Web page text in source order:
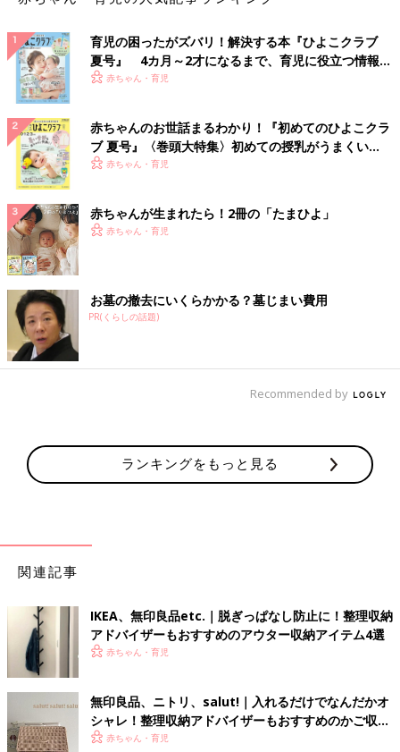
ベランダなどの屋外にも持ち出せる、その名の通り“頑丈”な収納
ボックス。簡易的な腰掛けとしても使えるので、災害時にもいろ
んな使い方ができそう。アウトドア好きにもユーザーが多い、実
力派アイテムです。
ポリプロピレン頑丈収納ボックス・大
置いて明るいＬＥＤ懐中電灯
こちらは半透明のシェードになっている懐中電灯。このように平
乾電池でも単4乾電池でも、電池1本でも使用可能。電池のサイズ
を気にせずに使えます。もちろん防雨形なので、屋外でも使用
OK。明るさは2段調光です。
ＬＥＤ懐中電灯・大
貴重な水を使わない歯みがきシート
育児の困ったがズバリ！解決する本『ひよこクラブ
夏号』 4カ月～2才になるまで、育児に役立つ情報が
いっぱい！
赤ちゃん・育児
赤ちゃんのお世話まるわかり！『初めてのひよこクラ
ブ 夏号』〈巻頭大特集〉初めての授乳がうまくい
く！ おっぱい・ミルクの基本と夏のトラブル 解決テ
赤ちゃん・育児
赤ちゃんが生まれたら！2冊の「たまひよ」
赤ちゃん・育児
お墓の撤去にいくらかかる？墓じまい費用
PR(くらしの話題)
Recommended by
ランキングをもっと見る
関連記事
IKEA、無印良品etc.｜脱ぎっぱなし防止に！整理収納
アドバイザーもおすすめのアウター収納アイテム4選
赤ちゃん・育児
無印良品、ニトリ、salut!｜入れるだけでなんだかオ
シャレ！整理収納アドバイザーもおすすめのかご収納
4選赤ちゃん・育児